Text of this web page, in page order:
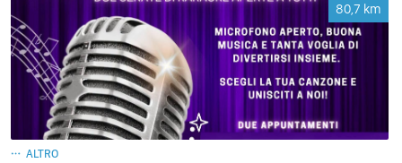
80,7 km
ALTRO